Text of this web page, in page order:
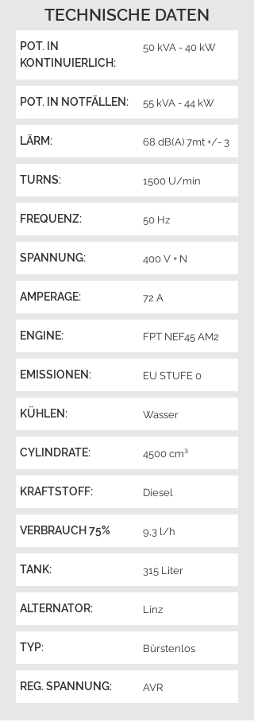
TECHNISCHE DATEN
POT. IN
KONTINUIERLICH:
50 kVA - 40 kW
POT. IN NOTFÄLLEN: 55 kVA - 44 kW
LÄRM: 68 dB(A) 7mt +/- 3
TURNS: 1500 U/min
FREQUENZ: 50 Hz
SPANNUNG: 400 V + N
AMPERAGE: 72 A
ENGINE: FPT NEF45 AM2
EMISSIONEN: EU STUFE 0
KÜHLEN: Wasser
CYLINDRATE: 4500 cm³
KRAFTSTOFF: Diesel
VERBRAUCH 75% 9,3 l/h
TANK: 315 Liter
ALTERNATOR: Linz
TYP: Bürstenlos
REG. SPANNUNG: AVR